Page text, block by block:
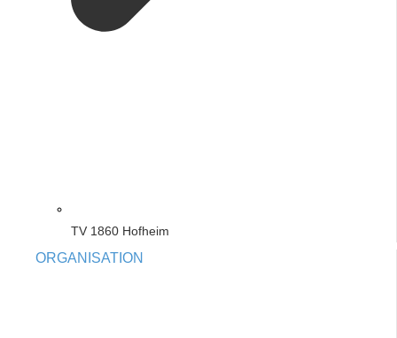
TV 1860 Hofheim
ORGANISATION